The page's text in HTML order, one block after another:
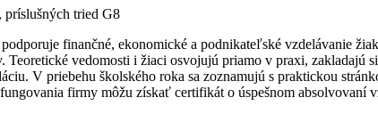
príslušných tried G8
finančné, ekonomické a podnikateľské vzdelávanie
Teoretické vedomosti i žiaci osvojujú priamo v praxi,
V priebehu školského roka sa zoznamujú s praktickou
firmy môžu získať certifikát o úspešnom absolvovaní